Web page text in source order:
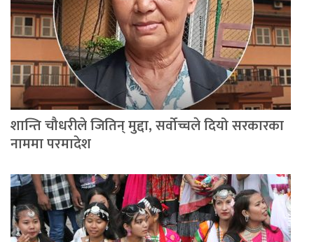
शान्ति चौधरीले जितिन् मुद्दा, सर्वोच्चले दियो सरकारका
नाममा परमादेश